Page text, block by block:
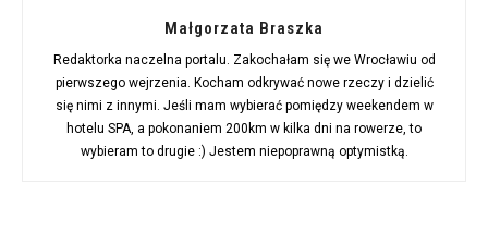
Małgorzata Braszka
Redaktorka naczelna portalu. Zakochałam się we Wrocławiu od
pierwszego wejrzenia. Kocham odkrywać nowe rzeczy i dzielić
się nimi z innymi. Jeśli mam wybierać pomiędzy weekendem w
hotelu SPA, a pokonaniem 200km w kilka dni na rowerze, to
wybieram to drugie :) Jestem niepoprawną optymistką.